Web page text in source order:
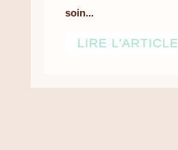
soin...
LIRE L'ARTICLE